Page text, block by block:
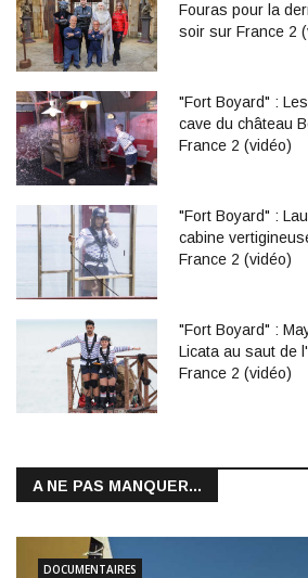
Fouras pour la
soir sur France 2
"Fort Boyard" :
cave du château
France 2 (vidéo)
"Fort Boyard" :
cabine
France 2 (vidéo)
"Fort Boyard" :
Licata au saut de
France 2 (vidéo)
A NE PAS MANQUER...
DOCUMENTAIRES